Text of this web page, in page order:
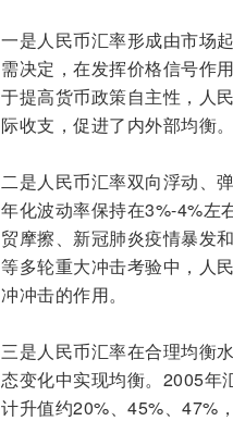
一是人民币汇率形成由市场
需决定，在发挥价格信号作
于提高货币政策自主性，人
际收支，促进了内外部均衡。
二是人民币汇率双向浮动、
年化波动率保持在3%-4%左
贸摩擦、新冠肺炎疫情暴发
等多轮重大冲击考验中，人
冲冲击的作用。
三是人民币汇率在合理均衡
态变化中实现均衡。2005年
计升值约20%、45%、47%